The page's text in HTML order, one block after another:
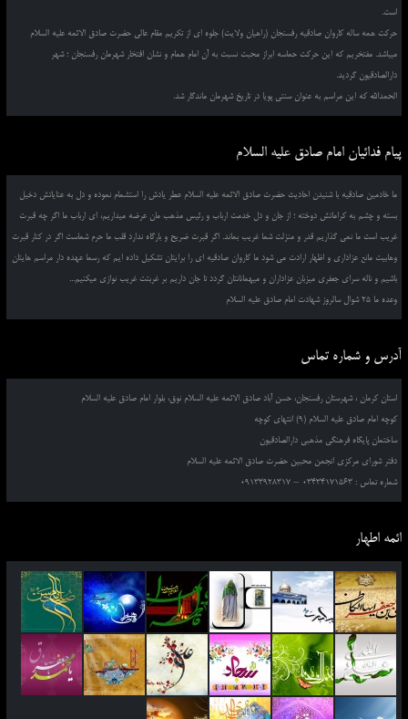
است.
حرکت همه ساله کاروان صادقیه رفسنجان (راهیان ولایت) جلوه ای از تکریم مقام عالی حضرت صادق الائمه علیه السلام
میباشد. مفتخریم که این حرکت حماسه ابراز محبت نسبت به آن امام همام و نشان افتخار شهرمان رفسنجان ؛ شهر
دارالصادقیون گردید.
الحمدالله که این مراسم به عنوان سنتی پویا در تاریخ شهرمان ماندگار شد.
پیام فدائیان امام صادق علیه السلام
ما خادمین صادقیه با شنیدن احادیث حضرت صادق الائمه علیه السلام عطر یادش را استشمام نموده و دل به عنایاتش دخیل
بسته و چشم به کراماتش دوخته ؛ از جان و دل خدمت ارباب و رئیس مذهب مان عرضه میداریم، ای ارباب ما اگر چه قبرت
غریب است ما نمی گذاریم قدر و منزلت شما غریب بماند. اگر قبرت ضریح و بارگاه ندارد قلب ما حرم شماست اگر در کنار قبرت
وهابیت مانع عزاداری و اظهار ارادت می شود ما کاروان صادقیه ای را برایتان تشکیل داده ایم که رسما عهده دار مراسم هایتان
باشیم و ناله سرای جعفری میزبان عزاداران و میهمانانتان گردد تا جان داریم بر غربتت غریب نوازی میکنیم...
وعده ما 25 شوال سالروز شهادت امام صادق علیه السلام
آدرس و شماره تماس
استان کرمان ، شهرستان رفسنجان، حسن آباد صادق الائمه علیه السلام نوق، بلوار امام صادق علیه السلام
کوچه امام صادق علیه السلام (9) انتهای کوچه
ساختمان پایگاه فرهنگی مذهبی دارالصادقیون
دفتر شورای مرکزی انجمن محبین حضرت صادق الائمه علیه السلام
شماره تماس : 03434171563 – 09133928317
ائمه اطهار